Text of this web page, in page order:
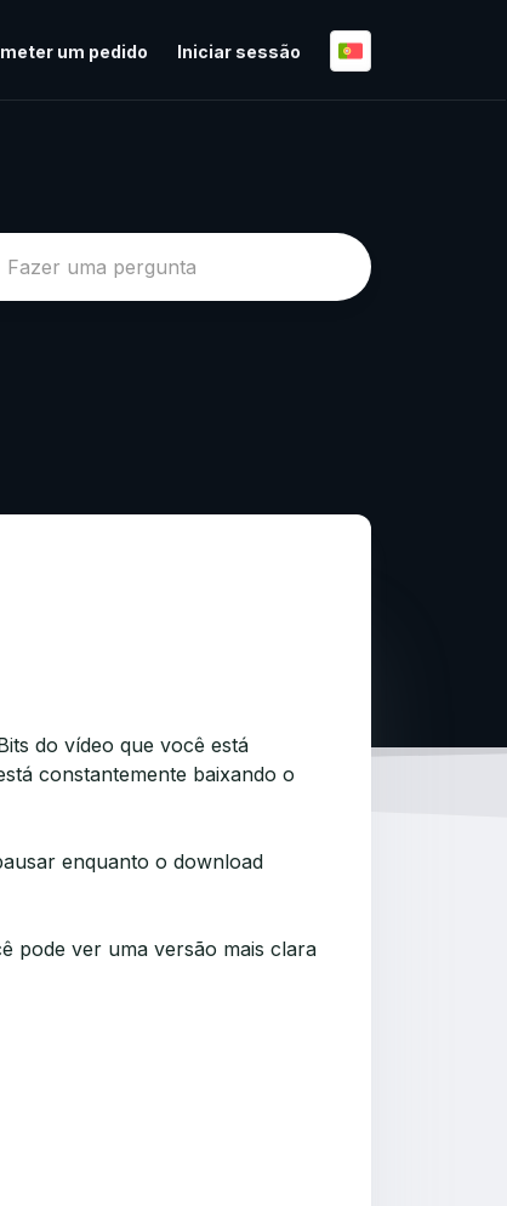
um pedido Iniciar sessão
do vídeo que você está
constantemente baixando o
enquanto o download
pode ver uma versão mais clara